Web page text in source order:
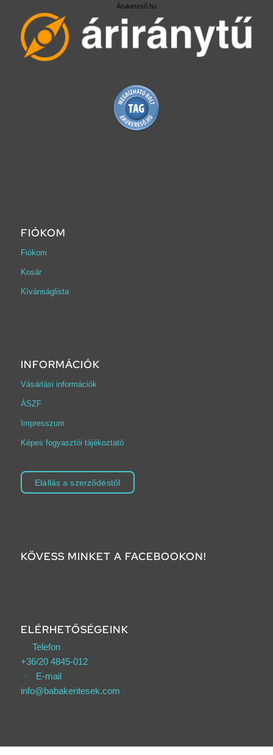
Árukereső.hu
FIÓKOM
Fiókom
Kosár
Kívánságlista
INFORMÁCIÓK
Vásárlási információk
ÁSZF
Impresszum
Képes fogyasztói tájékoztató
Elállás a szerződéstől
KÖVESS MINKET A FACEBOOKON!
ELÉRHETŐSÉGEINK
Telefon
+36/20 4845-012
E-mail
info@babakeritesek.com